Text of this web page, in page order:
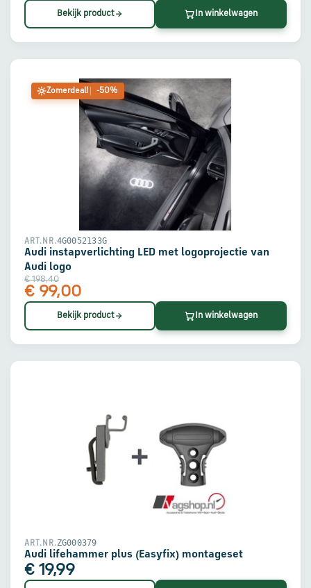
Bekijk product In winkelwagen
Zomerdeal! -50%
ART.NR.4G0052133G
Audi instapverlichting LED met logoprojectie van
Audi logo
€ 198,40
€ 99,00
Bekijk product In winkelwagen
ART.NR.ZG000379
Audi lifehammer plus (Easyfix) montageset
€ 19,99